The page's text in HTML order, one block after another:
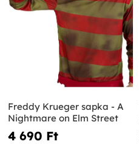
Freddy Krueger sapka - A
Nightmare on Elm Street
4 690 Ft‎